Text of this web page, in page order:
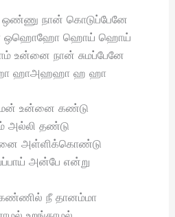
ஒண்ணு நான் கொடுப்பேனே
ஒஹொஹோ ஹொய் ஹொய்
உன்னை நான் சுமப்பேனே
ஹாஅஹஹா ஹ ஹா
உன்னை கண்டு
அல்லி தண்டு
அள்ளிக்கொண்டு
அன்பே என்று
நீ தானம்மா